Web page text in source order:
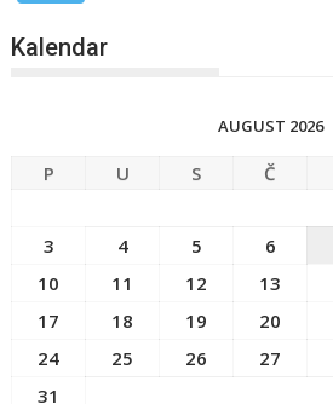
Kalendar
AUGUST 2026
P U S Č
3
4 5 6
10
11 12 13
17
18 19 20
24
25 26 27
31